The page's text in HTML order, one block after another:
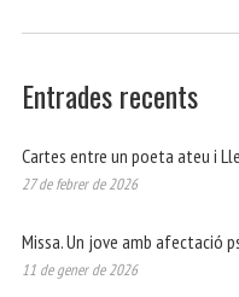
Entrades recents
Cartes entre un poeta ateu i
27 de febrer de 2026
Missa. Un jove amb afectació
11 de gener de 2026